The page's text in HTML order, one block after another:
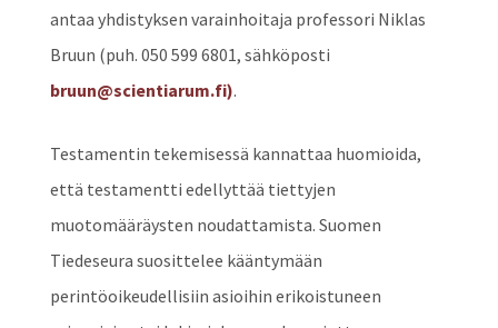
antaa yhdistyksen varainhoitaja professori Niklas
Bruun (puh. 050 599 6801, sähköposti
bruun@scientiarum.fi).
Testamentin tekemisessä kannattaa huomioida,
että testamentti edellyttää tiettyjen
muotomääräysten noudattamista. Suomen
Tiedeseura suosittelee kääntymään
perintöoikeudellisiin asioihin erikoistuneen